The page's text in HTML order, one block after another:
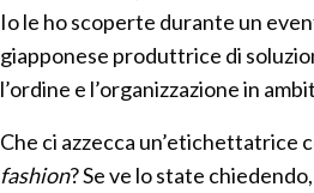
Io le ho scoperte durante un
giapponese produttrice di
l’ordine e l’organizzazione in
Che ci azzecca un’etichettatrice
fashion? Se ve lo state